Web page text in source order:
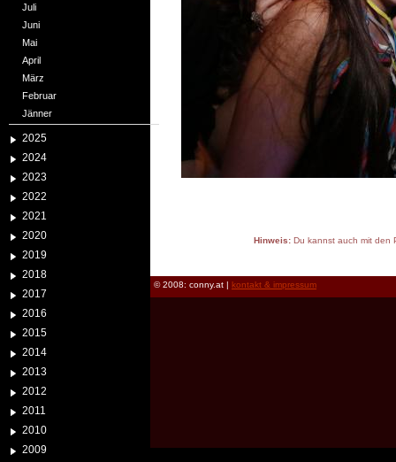
Juli
Juni
Mai
April
März
Februar
Jänner
2025
2024
2023
2022
2021
2020
2019
2018
2017
2016
2015
2014
2013
2012
2011
2010
2009
Hinweis:Du kannst auch mit den
© 2008: conny.at | kontakt & impressum